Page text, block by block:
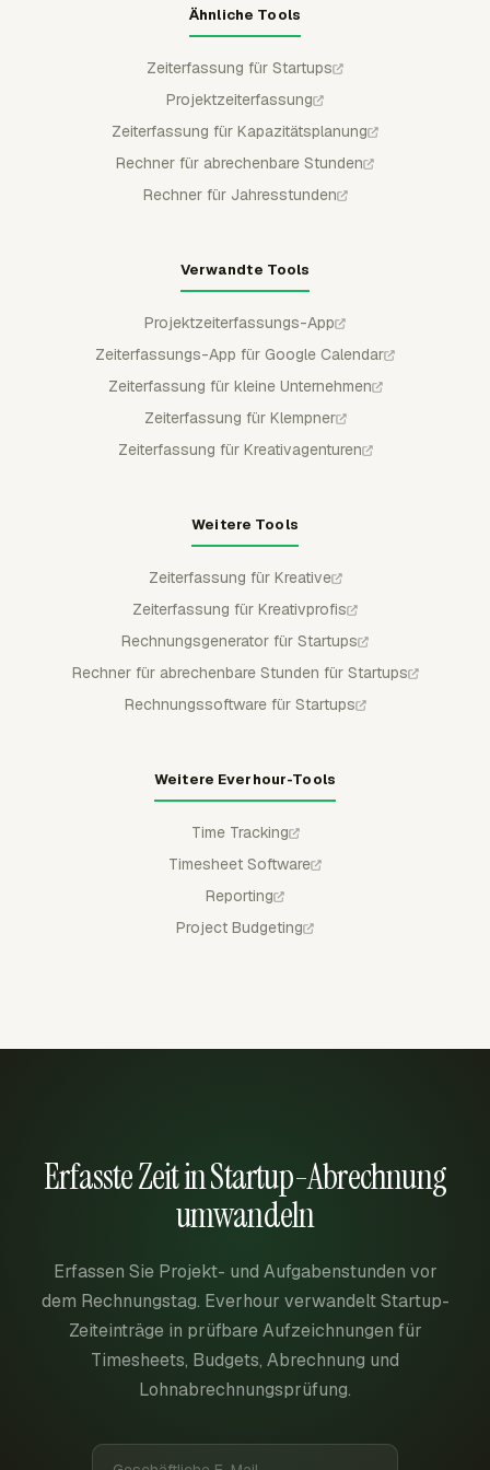
Ähnliche Tools
Zeiterfassung für Startups
Projektzeiterfassung
Zeiterfassung für Kapazitätsplanung
Rechner für abrechenbare Stunden
Rechner für Jahresstunden
Verwandte Tools
Projektzeiterfassungs-App
Zeiterfassungs-App für Google Calendar
Zeiterfassung für kleine Unternehmen
Zeiterfassung für Klempner
Zeiterfassung für Kreativagenturen
Weitere Tools
Zeiterfassung für Kreative
Zeiterfassung für Kreativprofis
Rechnungsgenerator für Startups
Rechner für abrechenbare Stunden für Startups
Rechnungssoftware für Startups
Weitere Everhour-Tools
Time Tracking
Timesheet Software
Reporting
Project Budgeting
Erfasste Zeit in Startup-Abrechnung
umwandeln
Erfassen Sie Projekt- und Aufgabenstunden vor
dem Rechnungstag. Everhour verwandelt Startup-
Zeiteinträge in prüfbare Aufzeichnungen für
Timesheets, Budgets, Abrechnung und
Lohnabrechnungsprüfung.